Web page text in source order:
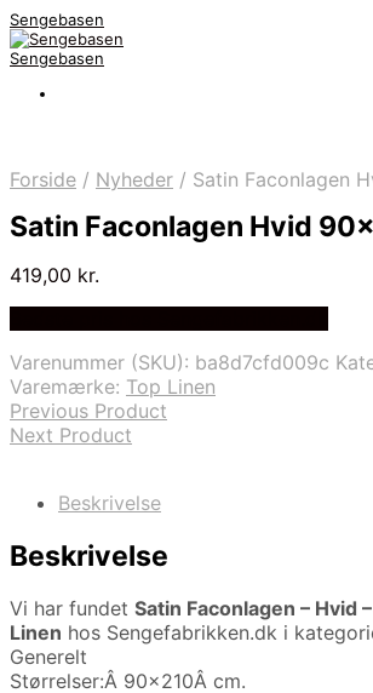
Sengebasen
Sengebasen
Forside / Nyheder / Satin Faconlagen
Satin Faconlagen Hvid
419,00 kr.
Varenummer (SKU): ba8d7cfd009c
Varemærke: Top Linen
Previous Product
Next Product
Beskrivelse
Beskrivelse
Vi har fundet Satin Faconlagen – Hvid
Linen hos Sengefabrikken.dk i
Generelt
Størrelser:Â 90×210Â cm.